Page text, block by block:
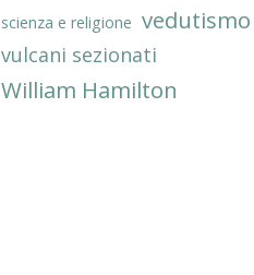
scienza e religione vedutismo
vulcani sezionati
William Hamilton